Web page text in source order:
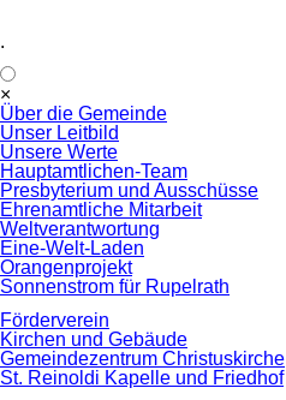
.
×
überspringen
Über die Gemeinde
Unser Leitbild
Unsere Werte
Hauptamtlichen-Team
Presbyterium und Ausschüsse
Ehrenamtliche Mitarbeit
Weltverantwortung
Eine-Welt-Laden
Orangenprojekt
Sonnenstrom für Rupelrath
Förderverein
Kirchen und Gebäude
Gemeindezentrum Christuskirche
St. Reinoldi Kapelle und Friedhof